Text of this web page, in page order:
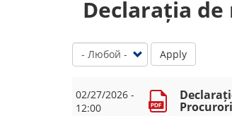
Declarația
Apply
02/27/2026 -
12:00